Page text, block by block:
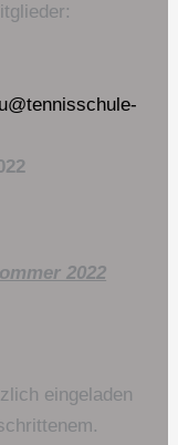
2022
eingeladen